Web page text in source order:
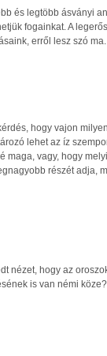
és legtöbb ásványi
fogainkat. A
erről lesz szó ma.
hogy vajon
lehet az íz
maga, vagy, hogy
részét adja,
nézet, hogy az
is van némi köze?